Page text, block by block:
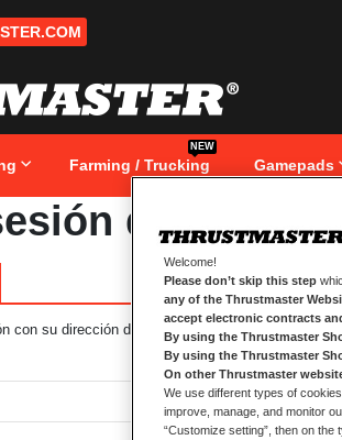
Farming / Trucking
NEW
Gamepads
de cliente
con su dirección de correo electrónico.
Welcome!
Please don’t skip this step
any of the Thrustmaster
accept electronic contracts
By using the Thrustmaster
By using the Thrustmaster
On other Thrustmaster
We use different types of
improve, manage, and monitor
“Customize setting”, then on the